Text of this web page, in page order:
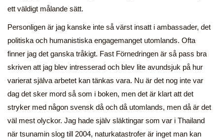
ett väldigt målande sätt.
Personligen är jag kanske inte så värst insatt i ambassader, det
politiska och humanistiska engagemanget utomlands. Ofta
finner jag det ganska tråkigt. Fast Förnedringen är så pass bra
skriven att jag blev intresserad och blev lite avundsjuk på hur
varierat själva arbetet kan tänkas vara. Nu är det nog inte var
dag det sker mord så som i boken, men det är klart att det
stryker med någon svensk då och då utomlands, men då är det
väl mest olyckor. Jag hade själv släktingar som var i Thailand
när tsunamin slog till 2004, naturkatastrofer är inget man kan